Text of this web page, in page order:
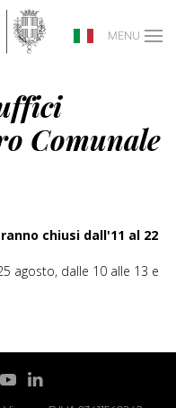
MENU
Comunale
chiusi dall'11 al 22
agosto, dalle 10 alle 13 e